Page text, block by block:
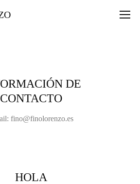
DE
CONTACTO
fino@finolorenzo.es
HOLA